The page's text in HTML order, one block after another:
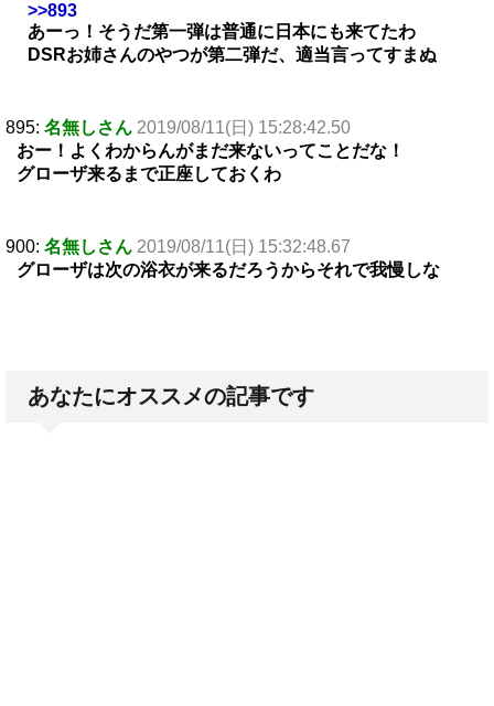
>>893
あーっ！そうだ第一弾は普通に日本にも来てたわ
DSRお姉さんのやつが第二弾だ、適当言ってすまぬ
895: 名無しさん 2019/08/11(日) 15:28:42.50
おー！よくわからんがまだ来ないってことだな！
グローザ来るまで正座しておくわ
900: 名無しさん 2019/08/11(日) 15:32:48.67
グローザは次の浴衣が来るだろうからそれで我慢しな
あなたにオススメの記事です